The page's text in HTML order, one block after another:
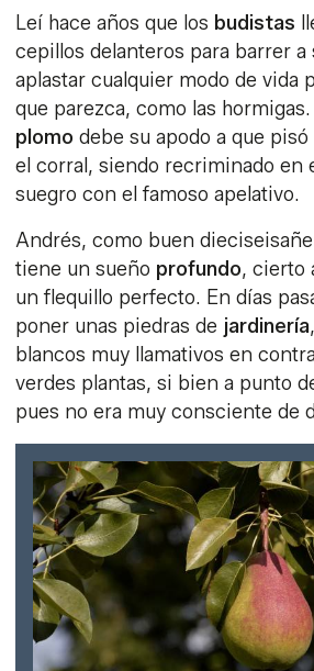
Leí hace años que los budistas
cepillos delanteros para barrer a
aplastar cualquier modo de vida
que parezca, como las
plomodebe su apodo a que
el corral, siendo recriminado en
suegro con el famoso apelativo.
Andrés, como buen
tiene un sueño profundo, cierto
un flequillo perfecto. En días
poner unas piedras de jardinería
blancos muy llamativos en
verdes plantas, si bien a punto
pues no era muy consciente de